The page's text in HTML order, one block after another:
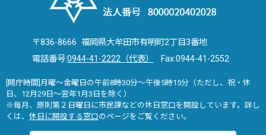
〒836-8666 福岡県大牟田市有明町2丁目3番地
電話番号:0944-41-2222（代表） Fax:0944-41-2552
[開庁時間]月曜～金曜日の午前8時30分～午後5時15分（ただし、祝・休
日、12月29日～翌年1月3日を除く）
※毎月、原則第２日曜日に市民課などの休日窓口を開設しています。詳し
くは、 休日に開設する窓口のページをご覧ください。